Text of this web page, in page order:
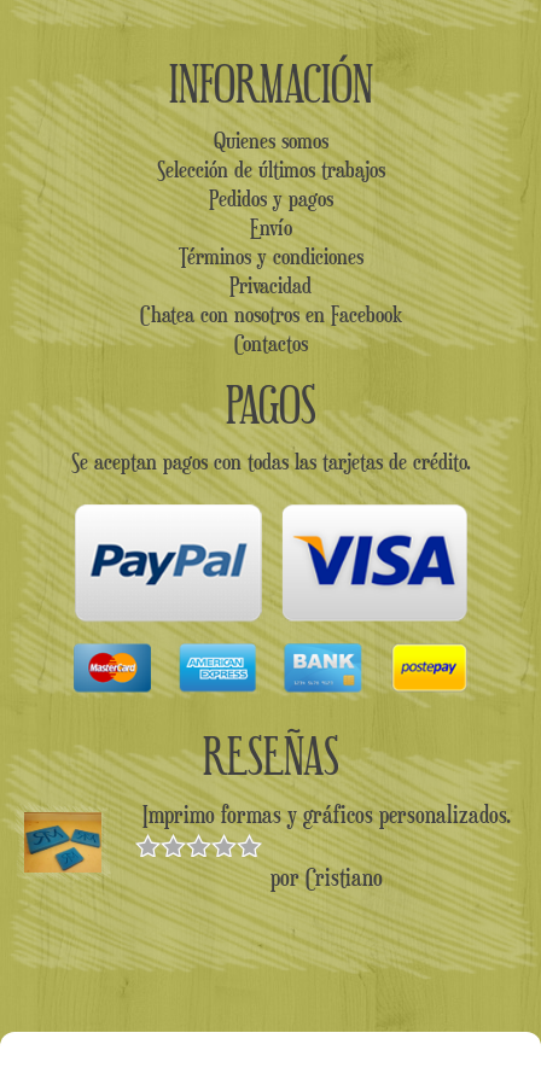
INFORMACIÓN
Quienes somos
Selección de últimos trabajos
Pedidos y pagos
Envío
Términos y condiciones
Privacidad
Chatea con nosotros en Facebook
Contactos
PAGOS
Se aceptan pagos con todas las tarjetas de crédito.
RESEÑAS
Imprimo formas y gráficos personalizados.
Valorado en
5 de 5
por Cristiano